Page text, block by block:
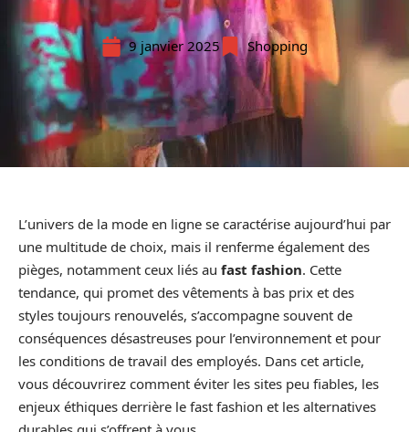
9 janvier 2025 Shopping
L’univers de la mode en ligne se caractérise aujourd’hui par
une multitude de choix, mais il renferme également des
pièges, notamment ceux liés au fast fashion. Cette
tendance, qui promet des vêtements à bas prix et des
styles toujours renouvelés, s’accompagne souvent de
conséquences désastreuses pour l’environnement et pour
les conditions de travail des employés. Dans cet article,
vous découvrirez comment éviter les sites peu fiables, les
enjeux éthiques derrière le fast fashion et les alternatives